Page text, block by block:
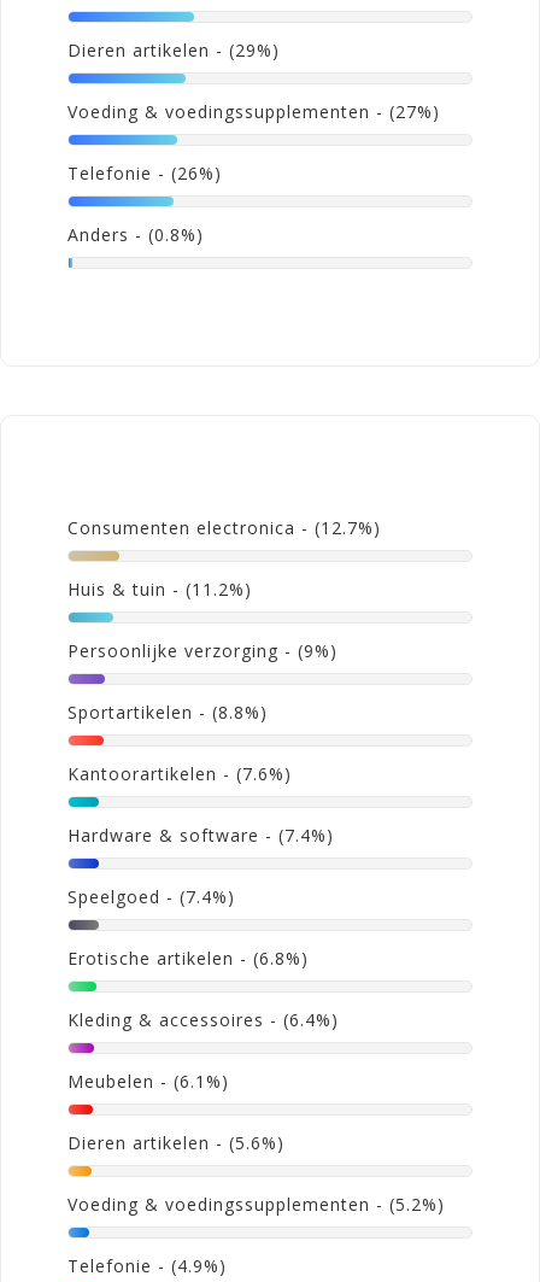
Dieren artikelen - (29%)
Voeding & voedingssupplementen - (27%)
Telefonie - (26%)
Anders - (0.8%)
Consumenten electronica - (12.7%)
Huis & tuin - (11.2%)
Persoonlijke verzorging - (9%)
Sportartikelen - (8.8%)
Kantoorartikelen - (7.6%)
Hardware & software - (7.4%)
Speelgoed - (7.4%)
Erotische artikelen - (6.8%)
Kleding & accessoires - (6.4%)
Meubelen - (6.1%)
Dieren artikelen - (5.6%)
Voeding & voedingssupplementen - (5.2%)
Telefonie - (4.9%)